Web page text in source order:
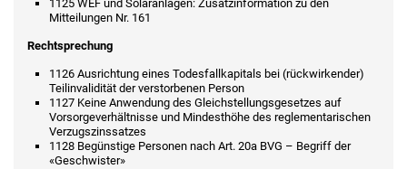
1125 WEF und Solaranlagen: Zusatzinformation zu den
Mitteilungen Nr. 161
Rechtsprechung
1126 Ausrichtung eines Todesfallkapitals bei (rückwirkender)
Teilinvalidität der verstorbenen Person
1127 Keine Anwendung des Gleichstellungsgesetzes auf
Vorsorgeverhältnisse und Mindesthöhe des reglementarischen
Verzugszinssatzes
1128 Begünstige Personen nach Art. 20a BVG – Begriff der
«Geschwister»